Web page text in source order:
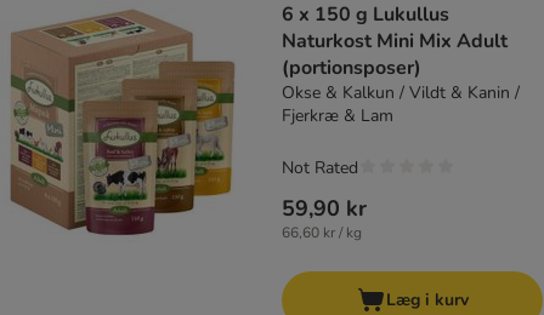
6 x 150 g Lukullus
Naturkost Mini Mix Adult
(portionsposer)
Okse & Kalkun / Vildt & Kanin /
Fjerkræ & Lam
59,90 kr
66,60 kr / kg
Not Rated
Læg i kurv